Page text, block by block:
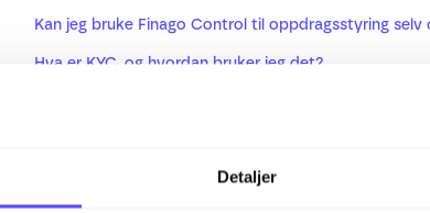
Detaljer
Kan jeg bruke Finago Control til oppdragsstyring
Hva er KYC, og hvordan bruker jeg det?
Hvorfor vises ulike tjenester for forskjellige kunder
Hvor finner jeg byråets generelle risikovurdering?